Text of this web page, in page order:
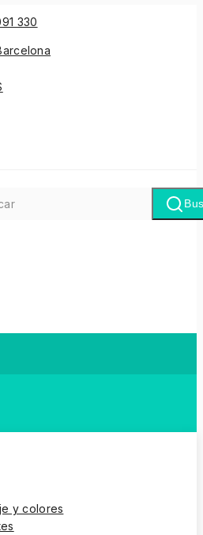
330
y colores